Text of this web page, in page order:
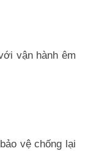
vận hành êm
vệ chống lại